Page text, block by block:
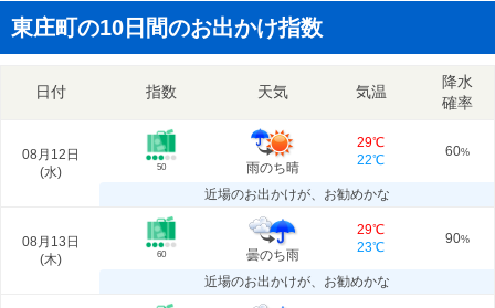
東庄町の10日間のお出かけ指数
日付 指数 天気 気温
降水
確率
08月12日
(水) 50 雨のち晴
29℃
22℃
60%
近場のお出かけが、お勧めかな
08月13日
(木) 60 曇のち雨
29℃
23℃
90%
近場のお出かけが、お勧めかな